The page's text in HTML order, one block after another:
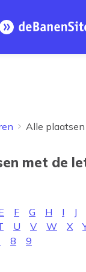
Alle
met de
F G H I J
U V W X
8 9